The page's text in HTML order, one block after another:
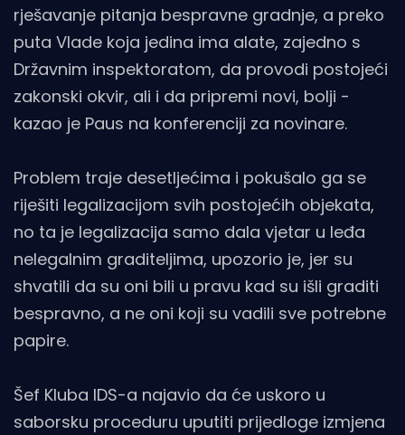
rješavanje pitanja bespravne gradnje, a preko
puta Vlade koja jedina ima alate, zajedno s
Državnim inspektoratom, da provodi postojeći
zakonski okvir, ali i da pripremi novi, bolji -
kazao je Paus na konferenciji za novinare.
Problem traje desetljećima i pokušalo ga se
riješiti legalizacijom svih postojećih objekata,
no ta je legalizacija samo dala vjetar u leđa
nelegalnim graditeljima, upozorio je, jer su
shvatili da su oni bili u pravu kad su išli graditi
bespravno, a ne oni koji su vadili sve potrebne
papire.
Šef Kluba IDS-a najavio da će uskoro u
saborsku proceduru uputiti prijedloge izmjena